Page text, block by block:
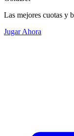
Las mejores cuotas y
Jugar Ahora